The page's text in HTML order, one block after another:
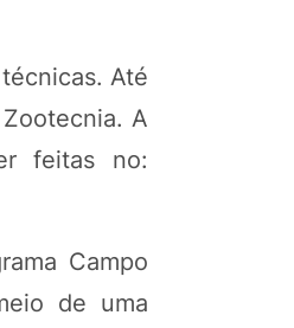
Até
A
feitas no:
Campo
de uma